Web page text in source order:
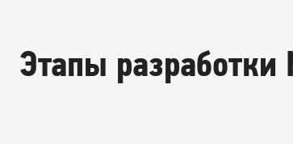
Этапы